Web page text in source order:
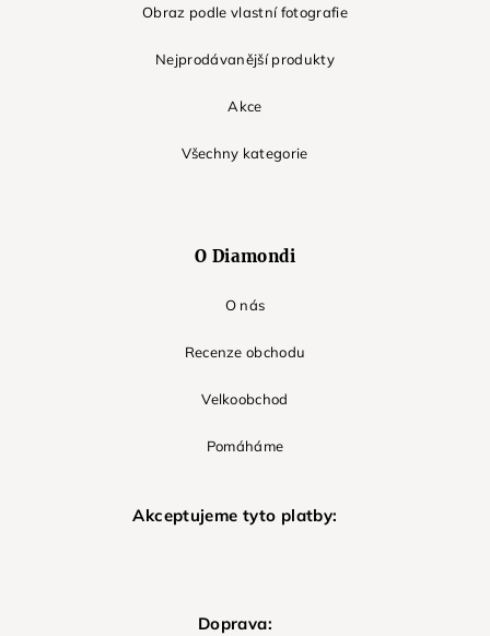
Obraz podle vlastní fotografie
Nejprodávanější produkty
Akce
Všechny kategorie
O Diamondi
O nás
Recenze obchodu
Velkoobchod
Pomáháme
Akceptujeme tyto platby:
Doprava: